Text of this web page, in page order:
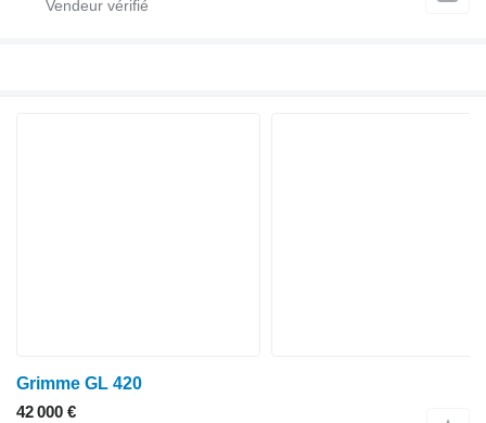
Grimme GL 420
42 000 €